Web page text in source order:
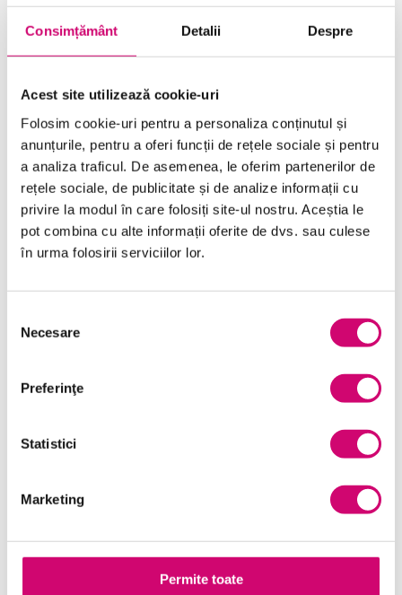
Consimțământ Detalii Despre
Acest site utilizează cookie-uri
Folosim cookie-uri pentru a personaliza conținutul și
anunțurile, pentru a oferi funcții de rețele sociale și pentru
a analiza traficul. De asemenea, le oferim partenerilor de
rețele sociale, de publicitate și de analize informații cu
privire la modul în care folosiți site-ul nostru. Aceștia le
pot combina cu alte informații oferite de dvs. sau culese
în urma folosirii serviciilor lor.
consimțământului
Necesare
Preferinţe
Statistici
Marketing
Permite toate
Dezvoltare personală și profesională (17)
Finanțe
General (54)
Marketing (7)
(7)
Resurse Umane (16)
Transformare Digitală (8)
Vânzări și negocieri (5)